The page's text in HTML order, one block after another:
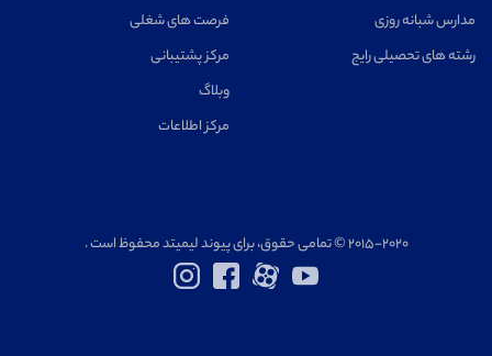
مدارس شبانه روزی
رشته های تحصیلی رایج
فرصت های شغلی
مرکز پشتیبانی
وبلاگ
مرکز اطلاعات
۲۰۱۵-۲۰۲۰ © تمامی حقوق، برای پیوند لیمیتد محفوظ است .